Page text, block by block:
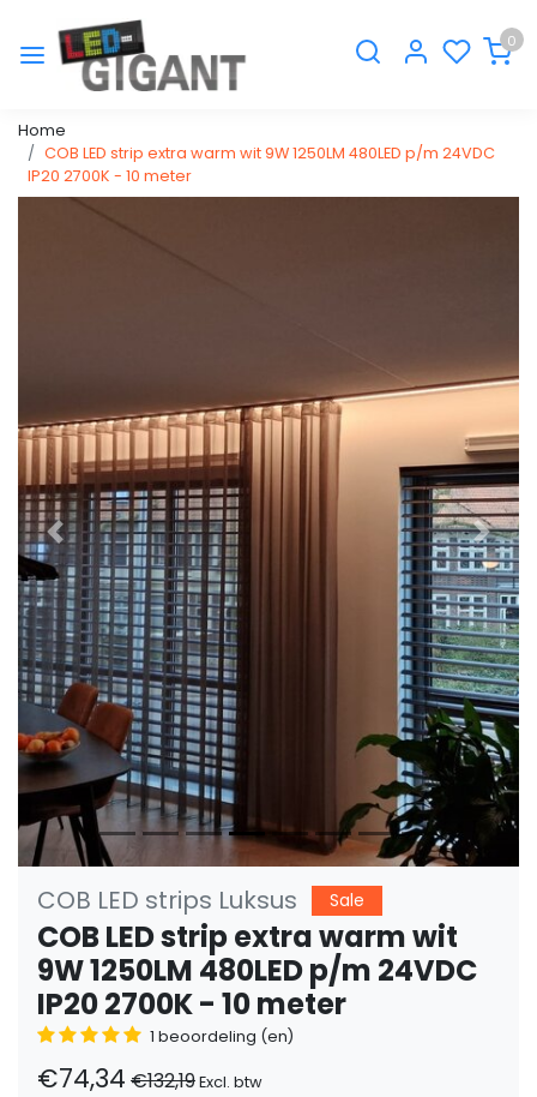
0
Home
COB LED strip extra warm wit 9W 1250LM 480LED p/m 24VDC
IP20 2700K - 10 meter
Vorige
COB LED strips Luksus Sale
COB LED strip extra warm wit
9W 1250LM 480LED p/m 24VDC
IP20 2700K - 10 meter
1 beoordeling (en)
€74,34 €132,19Excl. btw